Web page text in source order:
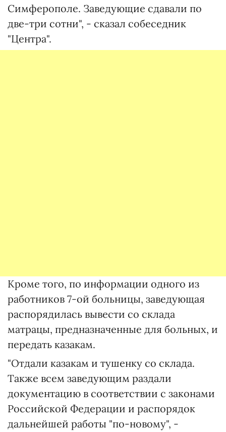
Симферополе. Заведующие сдавали по
две-три сотни", - сказал собеседник
"Центра".
Кроме того, по информации одного из
работников 7-ой больницы, заведующая
распорядилась вывести со склада
матрацы, предназначенные для больных, и
передать казакам.
"Отдали казакам и тушенку со склада.
Также всем заведующим раздали
документацию в соответствии с законами
Российской Федерации и распорядок
дальнейшей работы "по-новому", -